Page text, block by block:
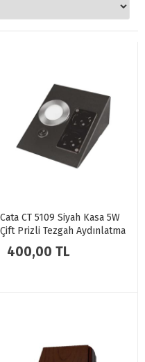
Cata CT 5109 Siyah Kasa 5W
Çift Prizli Tezgah Aydınlatma
Beyaz Işık 6400K
400,00 TL